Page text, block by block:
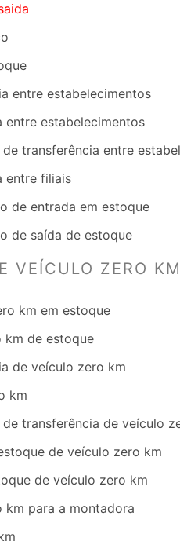
entre estabelecimentos
entre estabelecimentos
transferência entre
entre filiais
de entrada em estoque
de saída de estoque
VEÍCULO ZERO
km em estoque
km de estoque
de veículo zero km
km
transferência de veículo
de veículo zero km
de veículo zero km
km para a montadora